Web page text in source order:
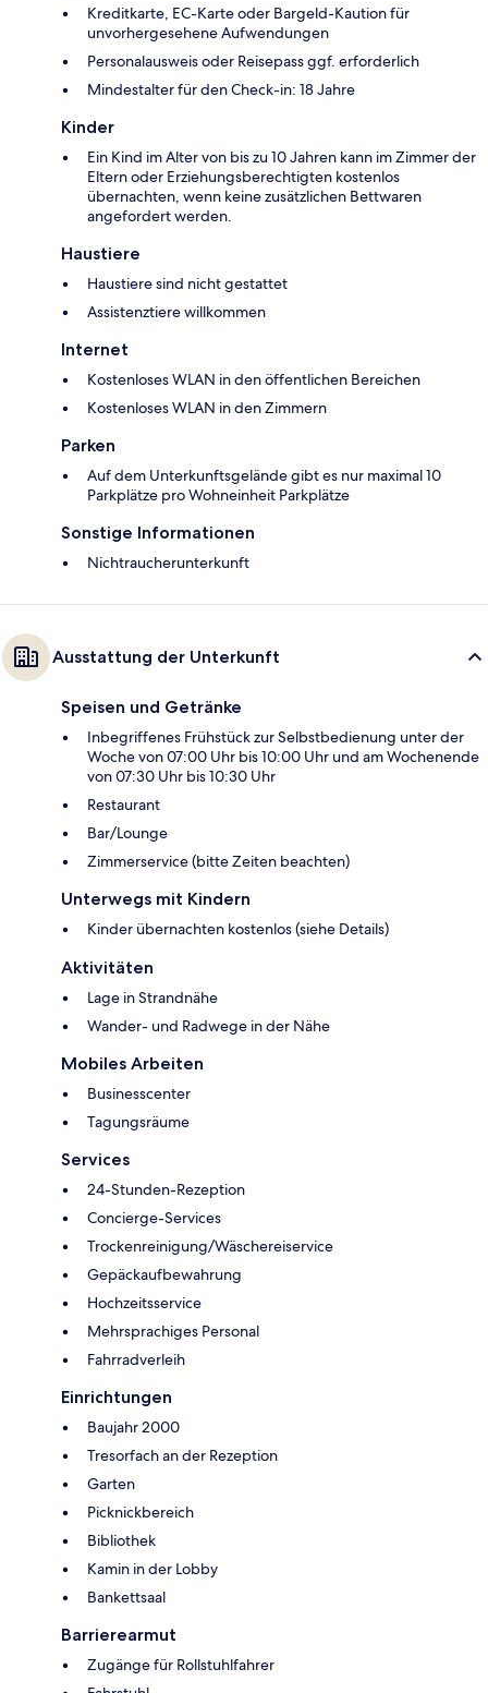
Kreditkarte, EC-Karte oder Bargeld-Kaution für
unvorhergesehene Aufwendungen
Personalausweis oder Reisepass ggf. erforderlich
Mindestalter für den Check-in: 18 Jahre
Kinder
Ein Kind im Alter von bis zu 10 Jahren kann im Zimmer der
Eltern oder Erziehungsberechtigten kostenlos
übernachten, wenn keine zusätzlichen Bettwaren
angefordert werden.
Haustiere
Haustiere sind nicht gestattet
Assistenztiere willkommen
Internet
Kostenloses WLAN in den öffentlichen Bereichen
Kostenloses WLAN in den Zimmern
Parken
Auf dem Unterkunftsgelände gibt es nur maximal 10
Parkplätze pro Wohneinheit Parkplätze
Sonstige Informationen
Nichtraucherunterkunft
Ausstattung der Unterkunft
Speisen und Getränke
Inbegriffenes Frühstück zur Selbstbedienung unter der
Woche von 07:00 Uhr bis 10:00 Uhr und am Wochenende
von 07:30 Uhr bis 10:30 Uhr
Restaurant
Bar/Lounge
Zimmerservice (bitte Zeiten beachten)
Unterwegs mit Kindern
Kinder übernachten kostenlos (siehe Details)
Aktivitäten
Lage in Strandnähe
Wander- und Radwege in der Nähe
Mobiles Arbeiten
Businesscenter
Tagungsräume
Services
24-Stunden-Rezeption
Concierge-Services
Trockenreinigung/Wäschereiservice
Gepäckaufbewahrung
Hochzeitsservice
Mehrsprachiges Personal
Fahrradverleih
Einrichtungen
Baujahr 2000
Tresorfach an der Rezeption
Garten
Picknickbereich
Bibliothek
Kamin in der Lobby
Bankettsaal
Barrierearmut
Zugänge für Rollstuhlfahrer